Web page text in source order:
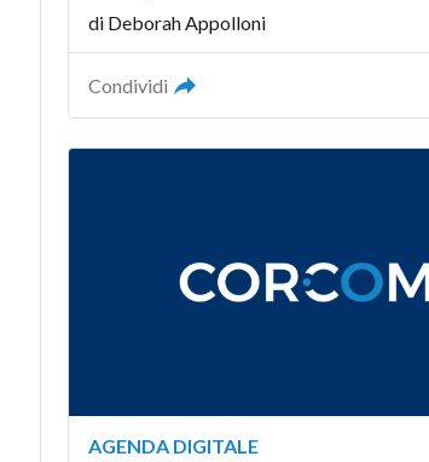
di Deborah Appolloni
Condividi
AGENDA DIGITALE